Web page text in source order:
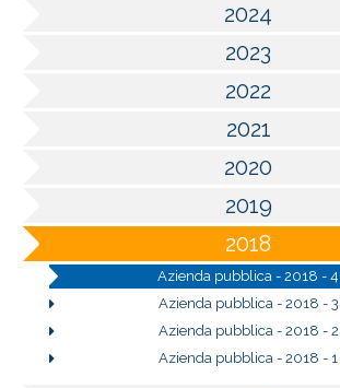
2024
2023
2022
2021
2020
2019
2018
Azienda pubblica - 2018 - 4
Azienda pubblica - 2018 - 3
Azienda pubblica - 2018 - 2
Azienda pubblica - 2018 - 1